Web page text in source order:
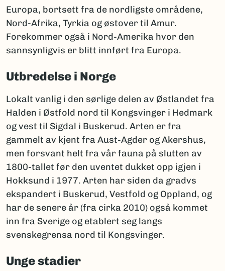
Europa, bortsett fra de nordligste områdene,
Nord-Afrika, Tyrkia og østover til Amur.
Forekommer også i Nord-Amerika hvor den
sannsynligvis er blitt innført fra Europa.
Utbredelse i Norge
Lokalt vanlig i den sørlige delen av Østlandet fra
Halden i Østfold nord til Kongsvinger i Hedmark
og vest til Sigdal i Buskerud. Arten er fra
gammelt av kjent fra Aust-Agder og Akershus,
men forsvant helt fra vår fauna på slutten av
1800-tallet før den uventet dukket opp igjen i
Hokksund i 1977. Arten har siden da gradvs
ekspandert i Buskerud, Vestfold og Oppland, og
har de senere år (fra cirka 2010) også kommet
inn fra Sverige og etablert seg langs
svenskegrensa nord til Kongsvinger.
Unge stadier